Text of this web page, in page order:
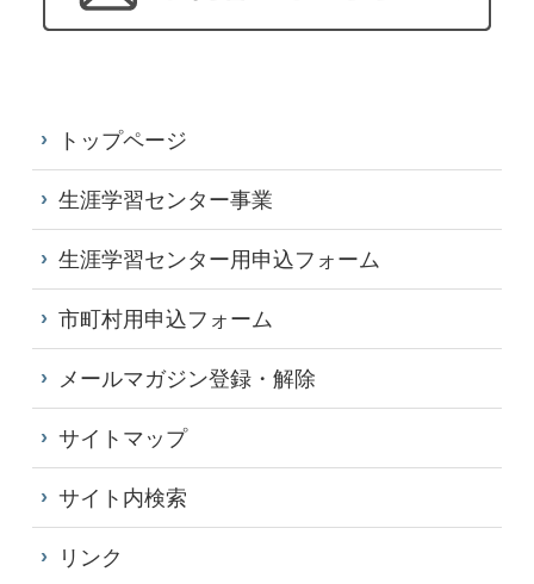
トップページ
生涯学習センター事業
生涯学習センター用申込フォーム
市町村用申込フォーム
メールマガジン登録・解除
サイトマップ
サイト内検索
リンク